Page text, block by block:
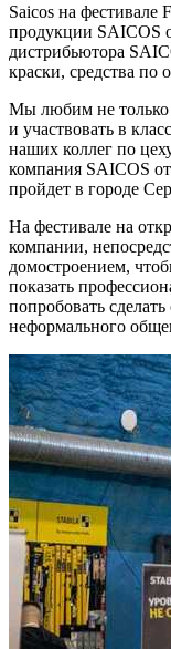
Saicos на фестивале
продукции SAICOS
дистрибьютора
краски, средства по
Мы любим не только
и участвовать в
наших коллег по
компания SAICOS
пройдет в городе
На фестивале на
компании,
домостроением,
показать
попробовать
неформального